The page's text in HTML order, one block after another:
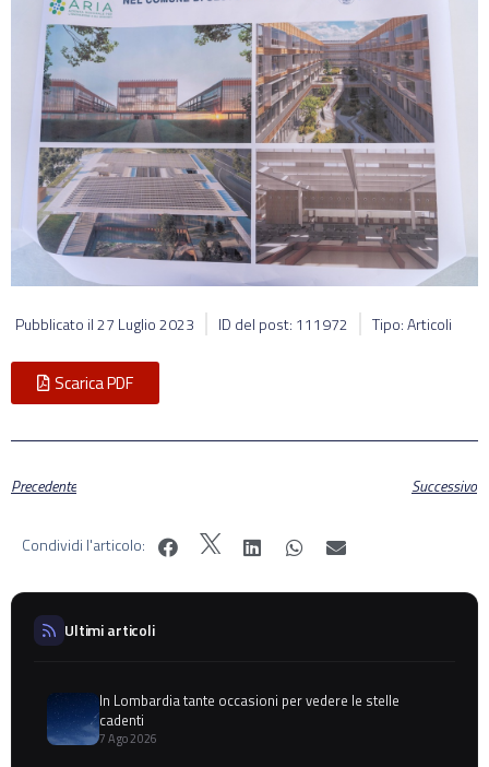
Pubblicato il27 Luglio 2023 ID del post: 111972 Tipo: Articoli
Scarica PDF
Precedente Successivo
Condividi l'articolo:
Ultimi articoli
In Lombardia tante occasioni per vedere le stelle
cadenti
7 Ago 2026